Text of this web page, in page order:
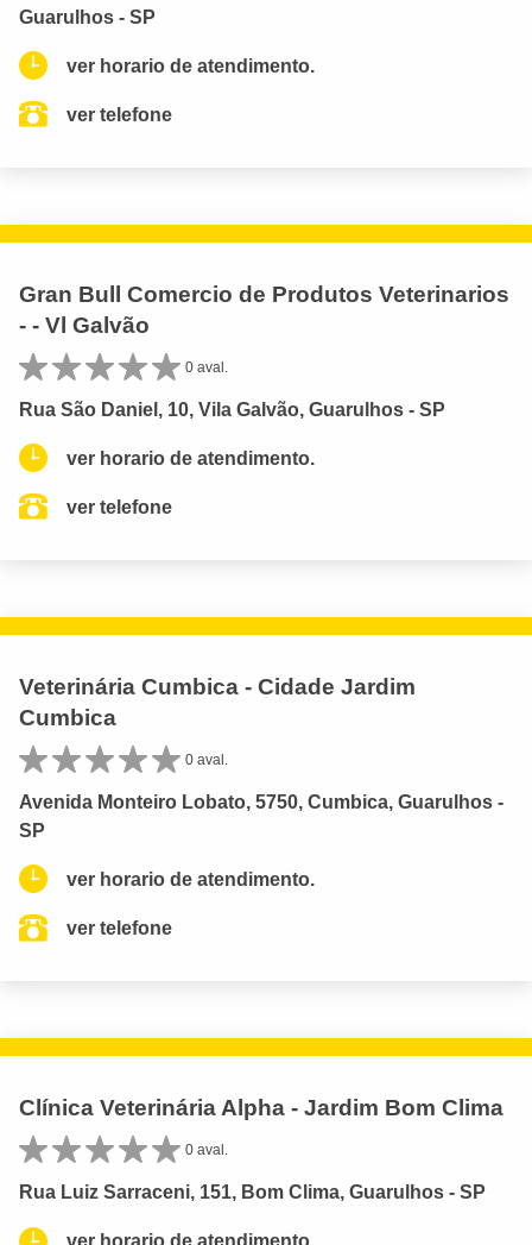
Guarulhos - SP
ver horario de atendimento.
ver telefone
Gran Bull Comercio de Produtos Veterinarios
- - Vl Galvão
0 aval.
Rua São Daniel, 10, Vila Galvão, Guarulhos - SP
ver horario de atendimento.
ver telefone
Veterinária Cumbica - Cidade Jardim
Cumbica
0 aval.
Avenida Monteiro Lobato, 5750, Cumbica, Guarulhos -
SP
ver horario de atendimento.
ver telefone
Clínica Veterinária Alpha - Jardim Bom Clima
0 aval.
Rua Luiz Sarraceni, 151, Bom Clima, Guarulhos - SP
ver horario de atendimento.